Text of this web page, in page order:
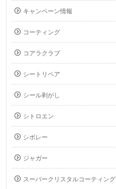
キャンペーン情報
コーティング
コアラクラブ
シートリペア
シール剥がし
シトロエン
シボレー
ジャガー
スーパークリスタルコーティング